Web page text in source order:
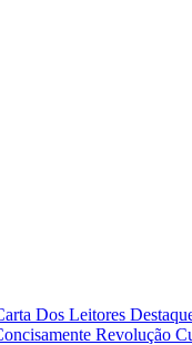
Dos Leitores
Revolução